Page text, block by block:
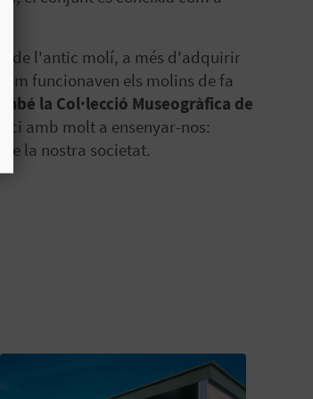
de l'antic molí, a més d'adquirir
funcionaven els molins de fa
la Col·lecció Museogràfica de
amb molt a ensenyar-nos:
la nostra societat.